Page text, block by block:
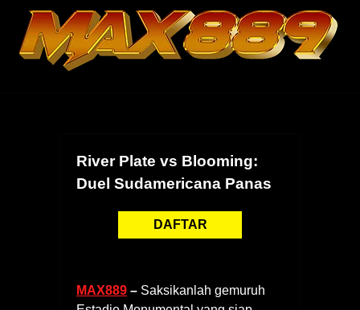
content
River Plate vs Blooming:
Duel Sudamericana Panas
DAFTAR
MAX889 – Saksikanlah gemuruh